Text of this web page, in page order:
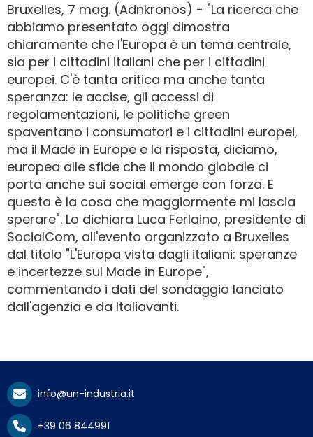
Bruxelles, 7 mag. (Adnkronos) - "La ricerca che
abbiamo presentato oggi dimostra
chiaramente che l'Europa è un tema centrale,
sia per i cittadini italiani che per i cittadini
europei. C'è tanta critica ma anche tanta
speranza: le accise, gli accessi di
regolamentazioni, le politiche green
spaventano i consumatori e i cittadini europei,
ma il Made in Europe e la risposta, diciamo,
europea alle sfide che il mondo globale ci
porta anche sui social emerge con forza. E
questa è la cosa che maggiormente mi lascia
sperare". Lo dichiara Luca Ferlaino, presidente di
SocialCom, all'evento organizzato a Bruxelles
dal titolo "L'Europa vista dagli italiani: speranze
e incertezze sul Made in Europe",
commentando i dati del sondaggio lanciato
dall'agenzia e da Italiavanti.
info@un-industria.it
+39 06 844991